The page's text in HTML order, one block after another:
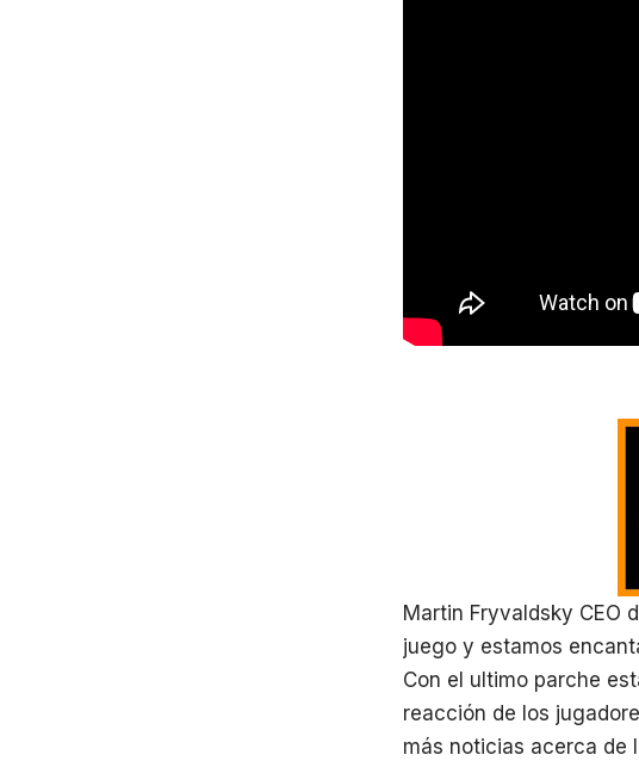
Martin Fryvaldsky CEO
juego y estamos
Con el ultimo parche
reacción de los
más noticias acerca de